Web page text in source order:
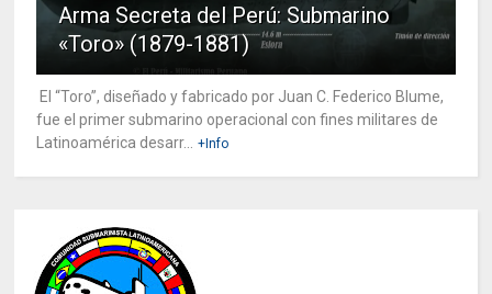
Arma Secreta del Perú: Submarino
«Toro» (1879-1881)
El “Toro”, diseñado y fabricado por Juan C. Federico Blume,
fue el primer submarino operacional con fines militares de
Latinoamérica desarr...
+Info